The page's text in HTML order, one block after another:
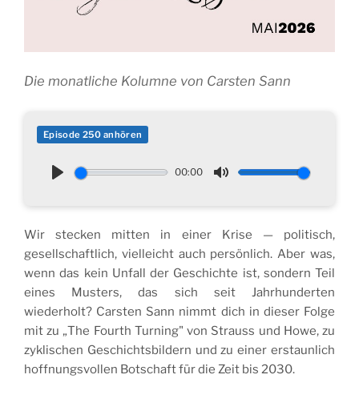
Die monatliche Kolumne von Carsten Sann
Episode 250 anhören
l
a
y
00:00
u
t
e
Wir stecken mitten in einer Krise — politisch,
gesellschaftlich, vielleicht auch persönlich. Aber was,
wenn das kein Unfall der Geschichte ist, sondern Teil
eines Musters, das sich seit Jahrhunderten
wiederholt? Carsten Sann nimmt dich in dieser Folge
mit zu „The Fourth Turning" von Strauss und Howe, zu
zyklischen Geschichtsbildern und zu einer erstaunlich
hoffnungsvollen Botschaft für die Zeit bis 2030.